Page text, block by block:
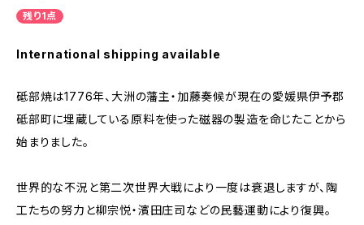
残り1点
International shipping available
砥部焼は1776年、大洲の藩主・加藤奏候が現在の愛媛県伊予郡
砥部町に埋蔵している原料を使った磁器の製造を命じたことから
始まりました。
世界的な不況と第二次世界大戦により一度は衰退しますが、陶
工たちの努力と柳宗悦・濱田庄司などの民藝運動により復興。